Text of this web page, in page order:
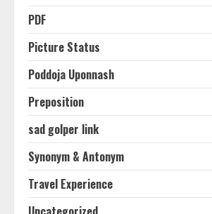
PDF
Picture Status
Poddoja Uponnash
Preposition
sad golper link
Synonym & Antonym
Travel Experience